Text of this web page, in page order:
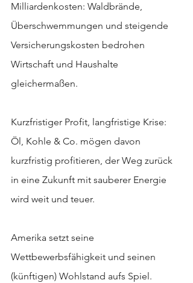
Milliardenkosten: Waldbrände,
Überschwemmungen und steigende
Versicherungskosten bedrohen
Wirtschaft und Haushalte
gleichermaßen.
Kurzfristiger Profit, langfristige Krise:
Öl, Kohle & Co. mögen davon
kurzfristig profitieren, der Weg zurück
in eine Zukunft mit sauberer Energie
wird weit und teuer.
Amerika setzt seine
Wettbewerbsfähigkeit und seinen
(künftigen) Wohlstand aufs Spiel.